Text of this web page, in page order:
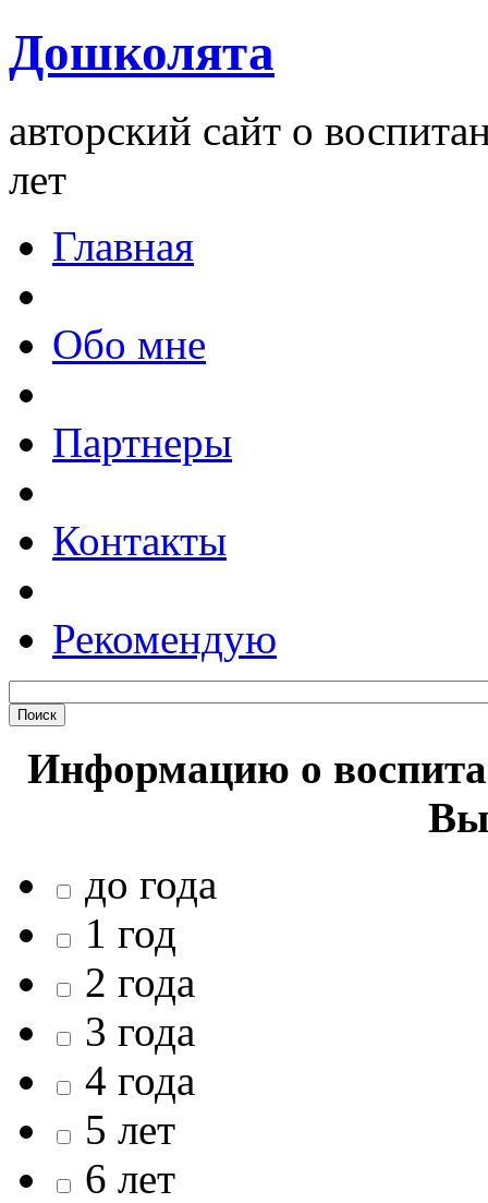
Дошколята
авторский сайт о
лет
Главная
Обо мне
Партнеры
Контакты
Рекомендую
Информацию о
Вы
до года
1 год
2 года
3 года
4 года
5 лет
6 лет